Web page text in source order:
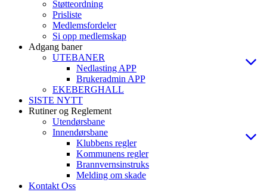
Støtteordning
Prisliste
Medlemsfordeler
Si opp medlemskap
Adgang baner
UTEBANER
Nedlasting APP
Brukeradmin APP
EKEBERGHALL
SISTE NYTT
Rutiner og Reglement
Utendørsbane
Innendørsbane
Klubbens regler
Kommunens regler
Brannvernsinstruks
Melding om skade
Kontakt Oss